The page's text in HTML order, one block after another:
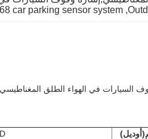
,
car parking sensor system
(أوديل)